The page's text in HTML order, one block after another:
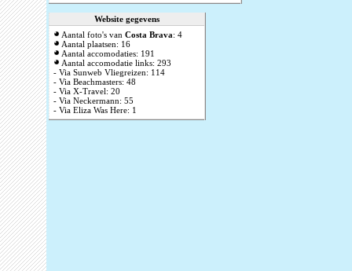
Website gegevens
Aantal foto's van Costa Brava: 4
Aantal plaatsen: 16
Aantal accomodaties: 191
Aantal accomodatie links: 293
- Via Sunweb Vliegreizen: 114
- Via Beachmasters: 48
- Via X-Travel: 20
- Via Neckermann: 55
- Via Eliza Was Here: 1